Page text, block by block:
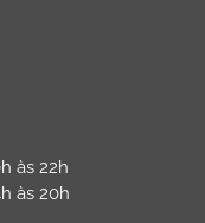
às 22h
às 20h